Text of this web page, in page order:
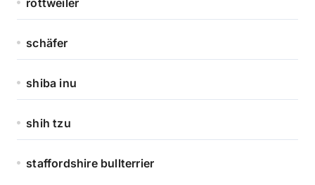
rottweiler
schäfer
shiba inu
shih tzu
staffordshire bullterrier